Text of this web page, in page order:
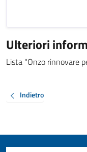
Ulteriori
Lista "Onzo rinnovare
Indietro